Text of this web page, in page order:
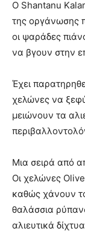
Ο Shantanu
της οργάνωσης
οι ψαράδες
να βγουν στην
Έχει
χελώνες να
μειώνουν τα
Μια σειρά από
Οι χελώνες
καθώς χάνουν
θαλάσσια
αλιευτικά